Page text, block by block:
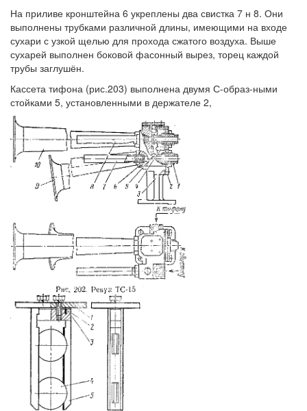
На приливе кронштейна 6 укреплены два свистка 7 н 8. Они
выполнены трубками различной длины, имеющими на входе
сухари с узкой щелью для прохода сжатого воздуха. Выше
сухарей выполнен боковой фасонный вырез, торец каждой
трубы заглушён.
Кассета тифона (рис.203) выполнена двумя С-образ-ными
стойками 5, установленными в держателе 2,